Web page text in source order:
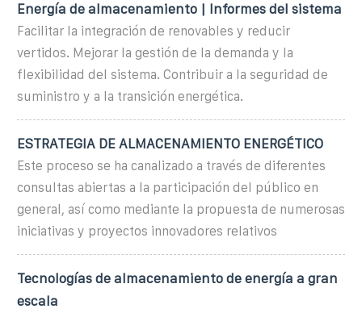
Energía de almacenamiento | Informes del sistema
Facilitar la integración de renovables y reducir
vertidos. Mejorar la gestión de la demanda y la
flexibilidad del sistema. Contribuir a la seguridad de
suministro y a la transición energética.
ESTRATEGIA DE ALMACENAMIENTO ENERGÉTICO
Este proceso se ha canalizado a través de diferentes
consultas abiertas a la participación del público en
general, así como mediante la propuesta de numerosas
iniciativas y proyectos innovadores relativos
Tecnologías de almacenamiento de energía a gran
escala